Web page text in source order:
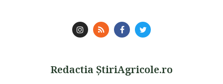
Redactia ŞtiriAgricole.ro